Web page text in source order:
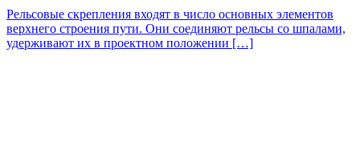
Рельсовые скрепления входят в число основных элементов
верхнего строения пути. Они соединяют рельсы со шпалами,
удерживают их в проектном положении […]